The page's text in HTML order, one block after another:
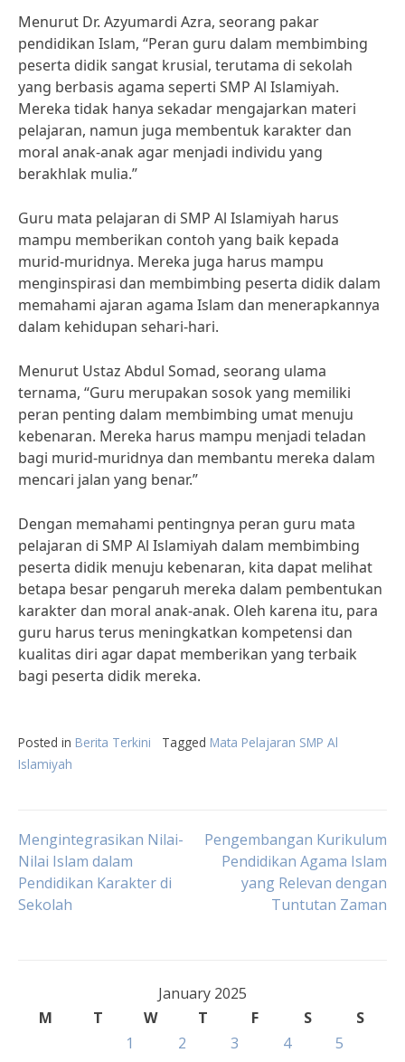
Menurut Dr. Azyumardi Azra, seorang pakar
pendidikan Islam, “Peran guru dalam membimbing
peserta didik sangat krusial, terutama di sekolah
yang berbasis agama seperti SMP Al Islamiyah.
Mereka tidak hanya sekadar mengajarkan materi
pelajaran, namun juga membentuk karakter dan
moral anak-anak agar menjadi individu yang
berakhlak mulia.”
Guru mata pelajaran di SMP Al Islamiyah harus
mampu memberikan contoh yang baik kepada
murid-muridnya. Mereka juga harus mampu
menginspirasi dan membimbing peserta didik dalam
memahami ajaran agama Islam dan menerapkannya
dalam kehidupan sehari-hari.
Menurut Ustaz Abdul Somad, seorang ulama
ternama, “Guru merupakan sosok yang memiliki
peran penting dalam membimbing umat menuju
kebenaran. Mereka harus mampu menjadi teladan
bagi murid-muridnya dan membantu mereka dalam
mencari jalan yang benar.”
Dengan memahami pentingnya peran guru mata
pelajaran di SMP Al Islamiyah dalam membimbing
peserta didik menuju kebenaran, kita dapat melihat
betapa besar pengaruh mereka dalam pembentukan
karakter dan moral anak-anak. Oleh karena itu, para
guru harus terus meningkatkan kompetensi dan
kualitas diri agar dapat memberikan yang terbaik
bagi peserta didik mereka.
Posted in Berita Terkini Tagged Mata Pelajaran SMP Al
Islamiyah
Post
navigation
Mengintegrasikan Nilai-
Nilai Islam dalam
Pendidikan Karakter di
Sekolah
Pengembangan Kurikulum
Pendidikan Agama Islam
yang Relevan dengan
Tuntutan Zaman
January 2025
M
T W T F S
S
1
2 3 4
5